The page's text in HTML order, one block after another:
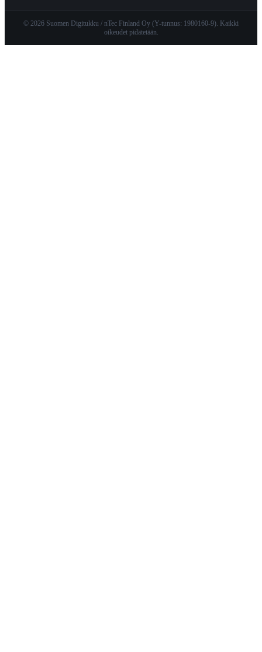
© 2026 Suomen Digitukku / nTec Finland Oy (Y-tunnus: 1980160-9). Kaikki
oikeudet pidätetään.